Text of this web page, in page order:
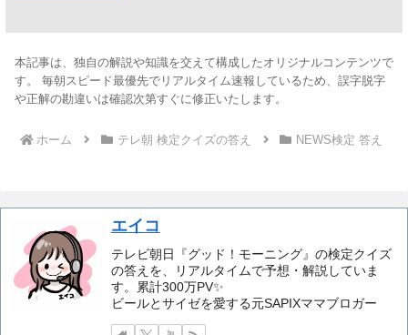
本記事は、独自の解説や知識を交えて構成したオリジナルコンテンツで
す。 毎朝スピード最優先でリアルタイム速報しているため、誤字脱字
や正解の勘違いは確認次第すぐに修正いたします。
ホーム テレ朝 検定クイズの答え NEWS検定 答え
エイコ
テレビ朝日『グッド！モーニング』の検定クイズ
の答えを、リアルタイムで予想・解説していま
す。累計300万PV✨️
ビールとサイゼを愛する元SAPIXママブロガー